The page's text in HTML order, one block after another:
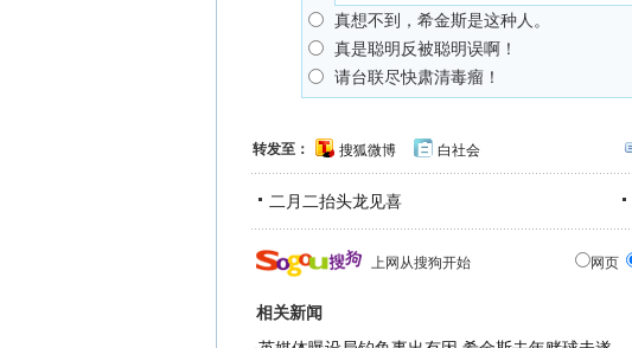
真想不到，希金斯是这种人。
真是聪明反被聪明误啊！
请台联尽快肃清毒瘤！
转发至： 搜狐微博 白社会
二月二抬头龙见喜
上网从搜狗开始 网页
相关新闻